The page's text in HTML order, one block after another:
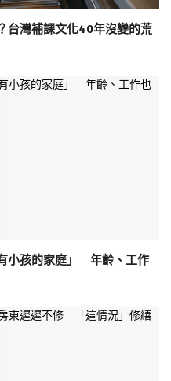
台灣補課文化40年沒變的荒
小孩的家庭」 年齡、工作